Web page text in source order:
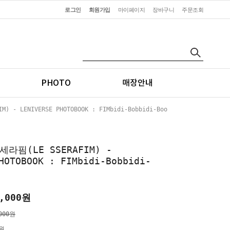
로그인 회원가입 마이페이지 장바구니 주문조회
PHOTO 매장안내
- LENIVERSE PHOTOBOOK : FIMbidi-Bobbidi-Boo
라핌(LE SSERAFIM) -
: FIMbidi-Bobbidi-
원
원